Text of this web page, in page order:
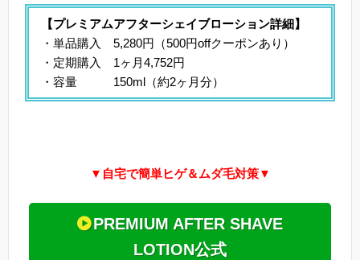
【プレミアムアフターシェイブローション詳細】
・単品購入 5,280円（500円offクーポンあり）
・定期購入 1ヶ月4,752円
・容量 150ml（約2ヶ月分）
▼自宅で簡単ヒゲ＆ムダ毛対策▼
PREMIUM AFTER SHAVE
LOTION公式